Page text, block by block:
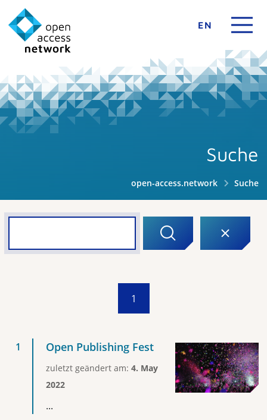
EN
Suche
open-access.network Suche
1
Open Publishing Fest
zuletzt geändert am: 4. May
2022
...